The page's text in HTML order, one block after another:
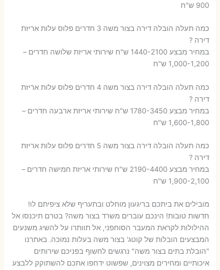
900 ש"ח
כמה תעלה הובלה דירה בצור משה 3 חדרים פלוס עלות אריזת
דירה ?
במחיר מבצע 1440-2100 ש"ח שירותי אריזת שלושה חדרים –
1,000-1,200 ש"ח
כמה תעלה הובלה דירה בצור משה 4 חדרים פלוס עלות אריזת
דירה ?
במחיר מבצע 1780-3450 ש"ח שירותי אריזת ארבעה חדרים –
1,600-1,800 ש"ח
כמה תעלה הובלה דירה בצור משה 5 חדרים פלוס עלות אריזת
דירה ?
במחיר מבצע 2190-4400 ש"ח שירותי אריזת חמישה חדרים –
1,900-2,100 ש"ח
מובילים את ביתכם בריגעון מוחלט ובתעריף שלא ציפיתם לו!
חדשות טובות! הינכם עוברים משרד בצור משה? בטרם תיכנסו אל
ההילולות לקראת המעבר הסוחפני, אל תוותרו על להשיג משנעים
המבצעים הובלות של קוטג' בצור משה בעלות נמוכה. באתרנו
"הובלת בתים בצור משה" נרגשים לחשוף בפניכם שירותים
איכותיים ומחירים מצוינים, שפשוט ידחפו אתכם להשתוקק ללבצע